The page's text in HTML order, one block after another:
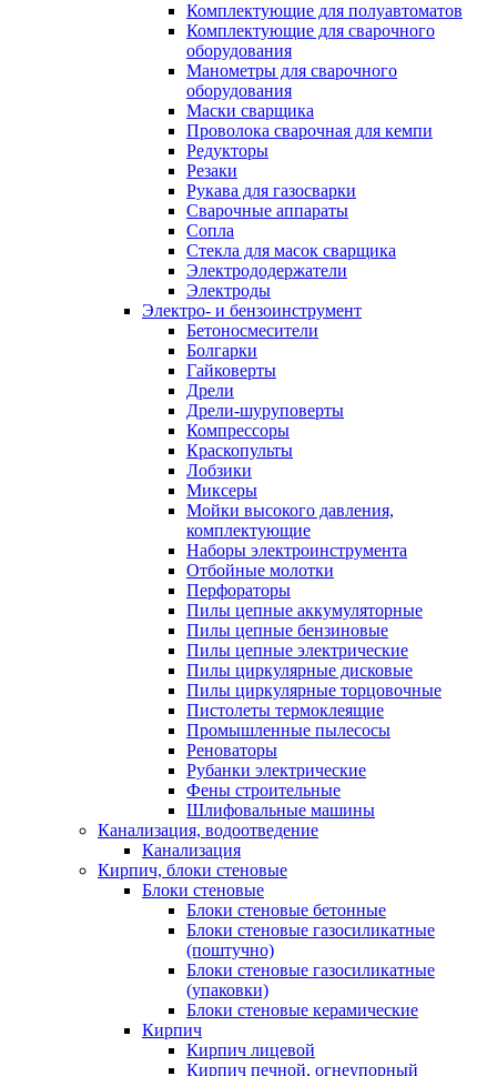
Комплектующие для полуавтоматов
Комплектующие для сварочного
оборудования
Манометры для сварочного
оборудования
Маски сварщика
Проволока сварочная для кемпи
Редукторы
Резаки
Рукава для газосварки
Сварочные аппараты
Сопла
Стекла для масок сварщика
Электрододержатели
Электроды
Электро- и бензоинструмент
Бетоносмесители
Болгарки
Гайковерты
Дрели
Дрели-шуруповерты
Компрессоры
Краскопульты
Лобзики
Миксеры
Мойки высокого давления,
комплектующие
Наборы электроинструмента
Отбойные молотки
Перфораторы
Пилы цепные аккумуляторные
Пилы цепные бензиновые
Пилы цепные электрические
Пилы циркулярные дисковые
Пилы циркулярные торцовочные
Пистолеты термоклеящие
Промышленные пылесосы
Реноваторы
Рубанки электрические
Фены строительные
Шлифовальные машины
Канализация, водоотведение
Канализация
Кирпич, блоки стеновые
Блоки стеновые
Блоки стеновые бетонные
Блоки стеновые газосиликатные
(поштучно)
Блоки стеновые газосиликатные
(упаковки)
Блоки стеновые керамические
Кирпич
Кирпич лицевой
Кирпич печной, огнеупорный